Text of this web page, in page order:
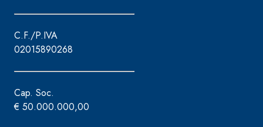
C.F./P.IVA
02015890268
Cap. Soc.
€ 50.000.000,00